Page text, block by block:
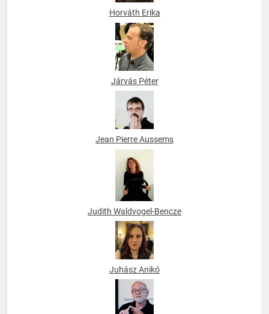
Horváth Erika
Járvás Péter
Jean Pierre Aussems
Judith Waldvogel-Bencze
Juhász Anikó